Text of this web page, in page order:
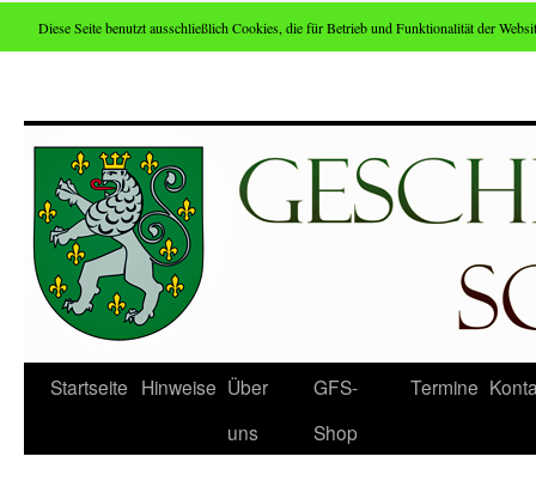
Zum
Inhalt
Startseite Hinweise Über
uns
GFS-
Shop
Termine
Diese Seite benutzt ausschließlich Cookies, die für Betrieb und Funktionalität der